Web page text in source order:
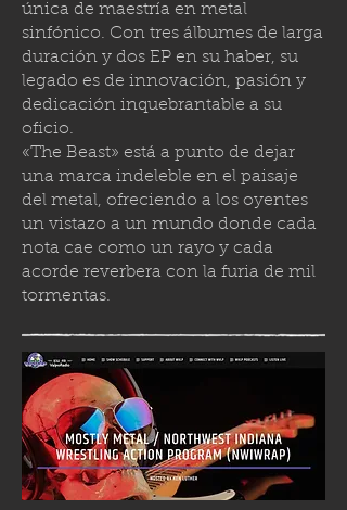
única de maestría en metal
sinfónico. Con tres álbumes de larga
duración y dos EP en su haber, su
legado es de innovación, pasión y
dedicación inquebrantable a su
oficio.
«The Beast» está a punto de dejar
una marca indeleble en el paisaje
del metal, ofreciendo a los oyentes
un vistazo a un mundo donde cada
nota cae como un rayo y cada
acorde reverbera con la furia de mil
tormentas.